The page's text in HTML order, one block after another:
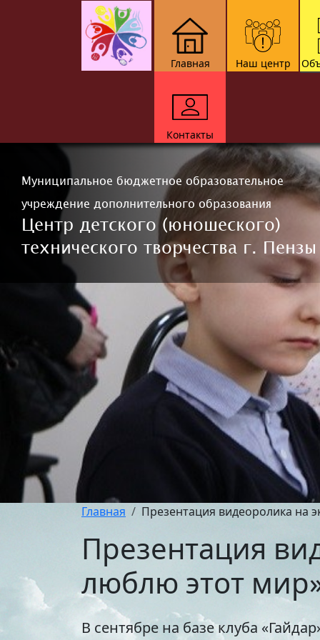
Главная Наш центр
Контакты
Муниципальное бюджетное образовательное
учреждение дополнительного образования
Центр детского (юношеского)
технического творчества г. Пензы
Главная Презентация видеоролика на
Презентация
люблю этот
В сентябре на базе клуба